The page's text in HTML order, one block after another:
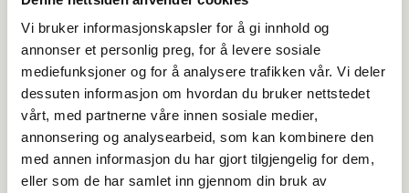
Vi bruker informasjonskapsler for å gi innhold og
annonser et personlig preg, for å levere sosiale
mediefunksjoner og for å analysere trafikken vår. Vi deler
dessuten informasjon om hvordan du bruker nettstedet
vårt, med partnerne våre innen sosiale medier,
annonsering og analysearbeid, som kan kombinere den
med annen informasjon du har gjort tilgjengelig for dem,
eller som de har samlet inn gjennom din bruk av
Produktinformasjon
Spesifikasjoner
Rengjøring og vedlikehold
Leveringsinformasjon